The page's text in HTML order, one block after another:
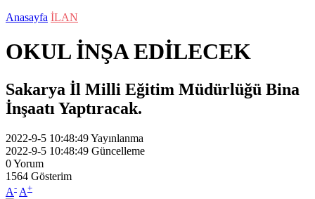
Anasayfa İLAN
OKUL İNŞA EDİLECEK
Sakarya İl Milli Eğitim Müdürlüğü Bina
İnşaatı Yaptıracak.
2022-9-5 10:48:49Yayınlanma
2022-9-5 10:48:49 Güncelleme
0Yorum
1564 Gösterim
A- A+